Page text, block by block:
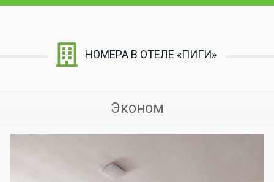
НОМЕРА В ОТЕЛЕ «ПИГИ»
Эконом